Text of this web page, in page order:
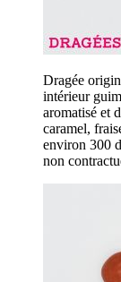
Dragée
intérieur
aromatisé et
caramel,
environ 300
non